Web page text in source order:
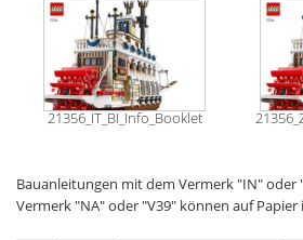
21356_IT_BI_Info_Booklet
Bauanleitungen mit dem Vermerk "IN"
Vermerk "NA" oder "V39" können auf